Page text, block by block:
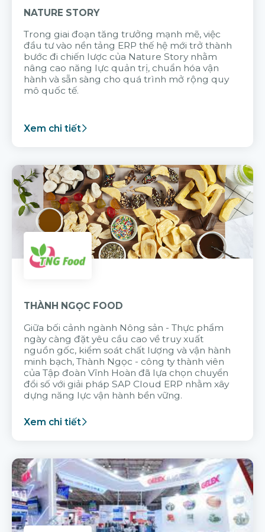
NATURE STORY
Trong giai đoạn tăng trưởng mạnh mẽ, việc
đầu tư vào nền tảng ERP thế hệ mới trở thành
bước đi chiến lược của Nature Story nhằm
nâng cao năng lực quản trị, chuẩn hóa vận
hành và sẵn sàng cho quá trình mở rộng quy
mô quốc tế.
Xem chi tiết
THÀNH NGỌC FOOD
Giữa bối cảnh ngành Nông sản - Thực phẩm
ngày càng đặt yêu cầu cao về truy xuất
nguồn gốc, kiểm soát chất lượng và vận hành
minh bạch, Thành Ngọc - công ty thành viên
của Tập đoàn Vĩnh Hoàn đã lựa chọn chuyển
đổi số với giải pháp SAP Cloud ERP nhằm xây
dựng năng lực vận hành bền vững.
Xem chi tiết